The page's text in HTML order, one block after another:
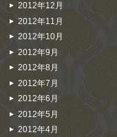
2012年12月
2012年11月
2012年10月
2012年9月
2012年8月
2012年7月
2012年6月
2012年5月
2012年4月